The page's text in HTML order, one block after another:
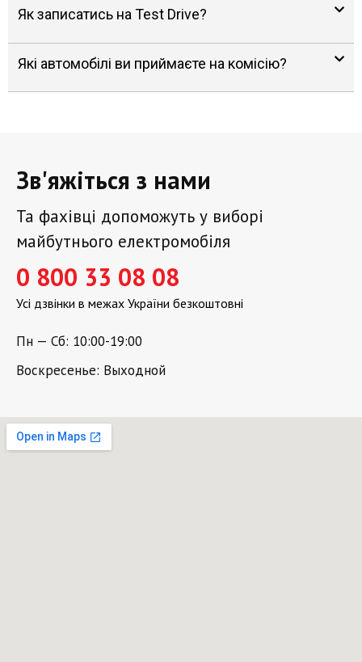
Як записатись на Test Drive?
Які автомобілі ви приймаєте на комісію?
Зв'яжіться з нами
Та фахівці допоможуть у виборі
майбутнього електромобіля
0 800 33 08 08
Усі дзвінки в межах України безкоштовні
Пн — Сб: 10:00-19:00
Воскресенье: Выходной